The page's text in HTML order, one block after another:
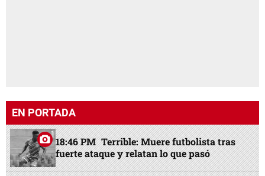
EN PORTADA
18:46 PM Terrible: Muere futbolista tras
fuerte ataque y relatan lo que pasó